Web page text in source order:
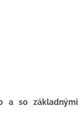
a so základnými